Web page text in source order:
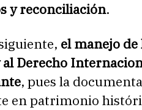
y reconciliación.
el manejo
al Derecho
, pues la
en patrimonio